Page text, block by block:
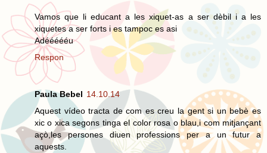
Vamos que li educant a les xiquet-as a ser dèbil i a les
xiquetes a ser forts i es tampoc es asi
Adéééééu
Respon
Paula Bebel 14.10.14
Aquest vídeo tracta de com es creu la gent si un bebè es
xic o xica segons tinga el color rosa o blau,i com mitjançant
açò,les persones diuen professions per a un futur a
aquests.